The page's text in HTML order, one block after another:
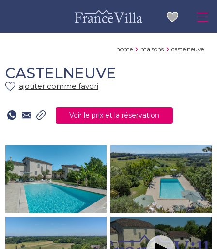
home maisons castelneuve
CASTELNEUVE
ajouter comme favori
Voir le prix et la réservation